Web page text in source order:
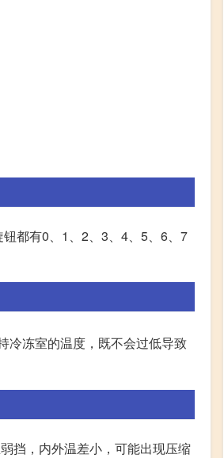
都有0、1、2、3、4、5、6、7
冷冻室的温度，既不会过低导致
挡，内外温差小，可能出现压缩